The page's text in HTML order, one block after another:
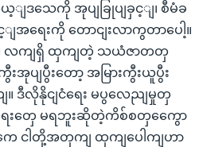
ဒသေကို အုပျခြုပျခှင့ျ၊ စီမံခ
အရေးကို တောငျးလာကွတာပေါ့။
။ လကျရှိ ထှကျတဲ့ သယံဇာတတှ
းအုပျပွီးတော့ အမြားကွီးယူပွီး
။ ဒီလိုနိုငျငံရေး မပွလေညျမှုတှ
ေးတှေ မရဘူးဆိုတဲ့ကိစ်စတှကွေော
ကေ ငါတို့အတှကျ ထှကျပေါကျဟာ